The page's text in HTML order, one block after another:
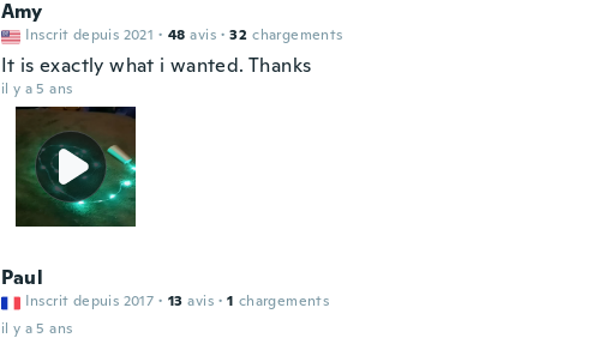
Amy
Inscrit depuis 2021 · 48 avis · 32 chargements
It is exactly what i wanted. Thanks
il y a 5 ans
Paul
Inscrit depuis 2017 · 13 avis · 1 chargements
il y a 5 ans